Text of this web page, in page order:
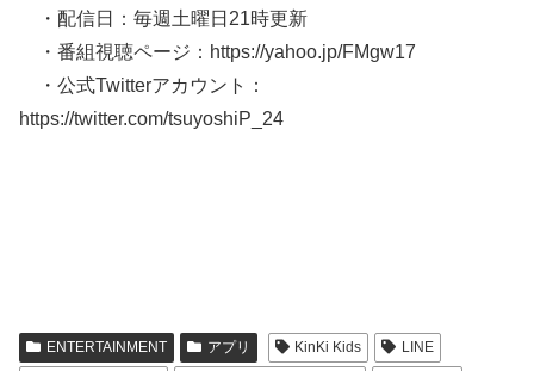
・配信日：毎週土曜日21時更新
・番組視聴ページ：https://yahoo.jp/FMgw17
・公式Twitterアカウント：
https://twitter.com/tsuyoshiP_24
ENTERTAINMENT アプリ KinKi Kids
LINE